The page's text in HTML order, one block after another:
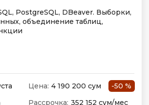
PostgreSQL, DBeaver. Выборки,
объединение таблиц,
Цена: 4 190 200 сум
-50 %
Рассрочка: 352 152 сум/мес